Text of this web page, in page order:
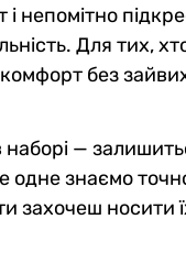
і непомітно
Для тих,
без
—
знаємо
захочеш носити